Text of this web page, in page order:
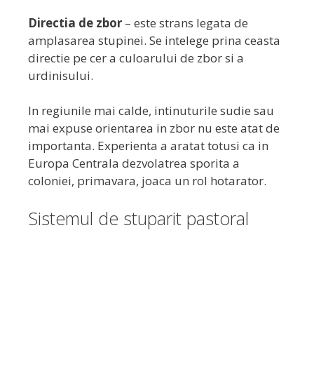
Directia de zbor – este strans legata de
amplasarea stupinei. Se intelege prina ceasta
directie pe cer a culoarului de zbor si a
urdinisului.
In regiunile mai calde, intinuturile sudie sau
mai expuse orientarea in zbor nu este atat de
importanta. Experienta a aratat totusi ca in
Europa Centrala dezvolatrea sporita a
coloniei, primavara, joaca un rol hotarator.
Sistemul de stuparit pastoral